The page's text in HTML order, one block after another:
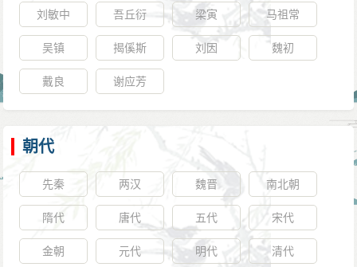
刘敏中 吾丘衍 梁寅 马祖常
吴镇 揭傒斯 刘因 魏初
戴良 谢应芳
朝代
先秦 两汉 魏晋 南北朝
隋代 唐代 五代 宋代
金朝 元代 明代 清代